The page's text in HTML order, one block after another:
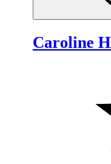
Caroline